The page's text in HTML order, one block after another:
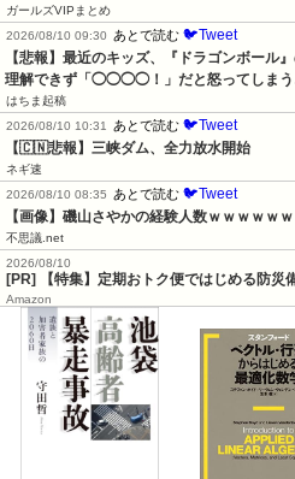
ガールズVIPまとめ
2026/08/10 09:30
あとで読む 🐦Tweet
【悲報】最近のキッズ、『ドラゴンボール
理解できず「◯◯◯◯！」だと怒ってしま
はちま起稿
2026/08/10 10:31
あとで読む 🐦Tweet
【🇨🇳悲報】三峡ダム、全力放水開始
ネギ速
2026/08/10 08:35
あとで読む 🐦Tweet
【画像】磯山さやかの経験人数ｗｗｗｗｗ
不思議.net
2026/08/10
[PR] 【特集】定期おトク便ではじめる防災
Amazon